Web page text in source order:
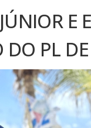
E
DO PL